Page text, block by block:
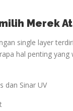
Merek
single layer
hal penting
dan Sinar UV